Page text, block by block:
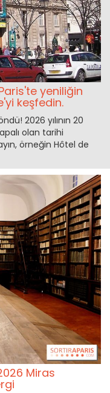
yeniliğin
keşfedin.
2026 yılının 20
olan tarihi
örneğin Hôtel de
Miras